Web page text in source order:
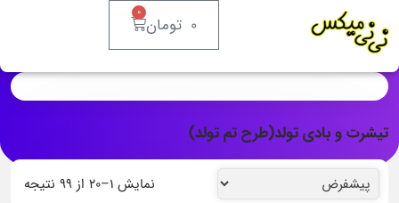
0 تومان 0
تیشرت و بادی تولد(طرح تم تولد)
نمایش ۱–۲۰ از ۹۹ نتیجه